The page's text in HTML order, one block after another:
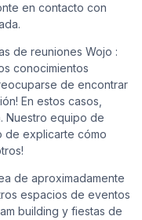
en contacto con
de reuniones Wojo :
conocimientos
de encontrar
En estos casos,
Nuestro equipo de
de explicarte cómo
de aproximadamente
espacios de eventos
building y fiestas de